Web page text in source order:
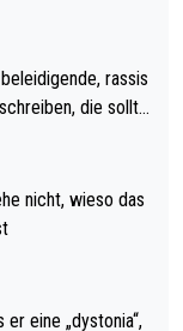
Archie Self letzt
durch
sich das (in Ve
rassis
die sollte
mich: Luke Little
Media GvV p
mal gegen Ric
nicht, wieso das
eine „dystonia“,